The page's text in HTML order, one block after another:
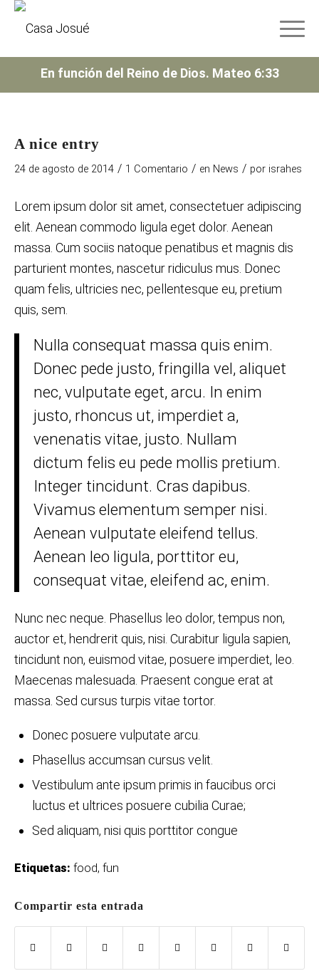
En función del Reino de Dios. Mateo 6:33
A nice entry
24 de agosto de 2014 / 1 Comentario / en News / por israhes
Lorem ipsum dolor sit amet, consectetuer adipiscing
elit. Aenean commodo ligula eget dolor. Aenean
massa. Cum sociis natoque penatibus et magnis dis
parturient montes, nascetur ridiculus mus. Donec
quam felis, ultricies nec, pellentesque eu, pretium
quis, sem.
Nulla consequat massa quis enim.
Donec pede justo, fringilla vel, aliquet
nec, vulputate eget, arcu. In enim
justo, rhoncus ut, imperdiet a,
venenatis vitae, justo. Nullam
dictum felis eu pede mollis pretium.
Integer tincidunt. Cras dapibus.
Vivamus elementum semper nisi.
Aenean vulputate eleifend tellus.
Aenean leo ligula, porttitor eu,
consequat vitae, eleifend ac, enim.
Nunc nec neque. Phasellus leo dolor, tempus non,
auctor et, hendrerit quis, nisi. Curabitur ligula sapien,
tincidunt non, euismod vitae, posuere imperdiet, leo.
Maecenas malesuada. Praesent congue erat at
massa. Sed cursus turpis vitae tortor.
Donec posuere vulputate arcu.
Phasellus accumsan cursus velit.
Vestibulum ante ipsum primis in faucibus orci
luctus et ultrices posuere cubilia Curae;
Sed aliquam, nisi quis porttitor congue
Etiquetas: food, fun
Compartir esta entrada